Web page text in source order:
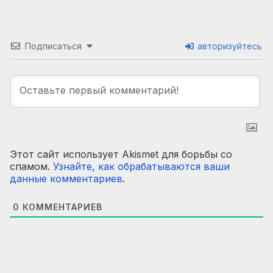
Подписаться авторизуйтесь
Этот сайт использует Akismet для борьбы со
спамом. Узнайте, как обрабатываются ваши
данные комментариев.
0 КОММЕНТАРИЕВ